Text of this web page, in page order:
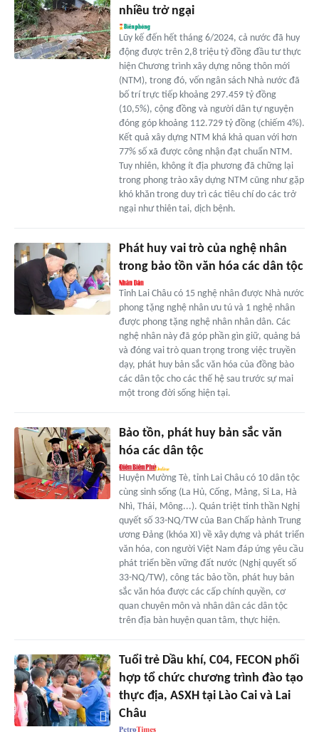
nhiều trở ngại
Lũy kế đến hết tháng 6/2024, cả nước đã huy
động được trên 2,8 triệu tỷ đồng đầu tư thực
hiện Chương trình xây dựng nông thôn mới
(NTM), trong đó, vốn ngân sách Nhà nước đã
bố trí trực tiếp khoảng 297.459 tỷ đồng
(10,5%), cộng đồng và người dân tự nguyện
đóng góp khoảng 112.729 tỷ đồng (chiếm 4%).
Kết quả xây dựng NTM khá khả quan với hơn
77% số xã được công nhận đạt chuẩn NTM.
Tuy nhiên, không ít địa phương đã chững lại
trong phong trào xây dựng NTM cũng như gặp
khó khăn trong duy trì các tiêu chí do các trở
ngại như thiên tai, dịch bệnh.
Phát huy vai trò của nghệ nhân
trong bảo tồn văn hóa các dân tộc
Tỉnh Lai Châu có 15 nghệ nhân được Nhà nước
phong tặng nghệ nhân ưu tú và 1 nghệ nhân
được phong tặng nghệ nhân nhân dân. Các
nghệ nhân này đã góp phần gìn giữ, quảng bá
và đóng vai trò quan trọng trong việc truyền
dạy, phát huy bản sắc văn hóa của đồng bào
các dân tộc cho các thế hệ sau trước sự mai
một trong đời sống hiện tại.
Bảo tồn, phát huy bản sắc văn
hóa các dân tộc
Huyện Mường Tè, tỉnh Lai Châu có 10 dân tộc
cùng sinh sống (La Hủ, Cống, Mảng, Si La, Hà
Nhì, Thái, Mông...). Quán triệt tinh thần Nghị
quyết số 33-NQ/TW của Ban Chấp hành Trung
ương Đảng (khóa XI) về xây dựng và phát triển
văn hóa, con người Việt Nam đáp ứng yêu cầu
phát triển bền vững đất nước (Nghị quyết số
33-NQ/TW), công tác bảo tồn, phát huy bản
sắc văn hóa được các cấp chính quyền, cơ
quan chuyên môn và nhân dân các dân tộc
trên địa bàn huyện quan tâm, thực hiện.
Tuổi trẻ Dầu khí, C04, FECON phối
hợp tổ chức chương trình đào tạo
thực địa, ASXH tại Lào Cai và Lai
Châu